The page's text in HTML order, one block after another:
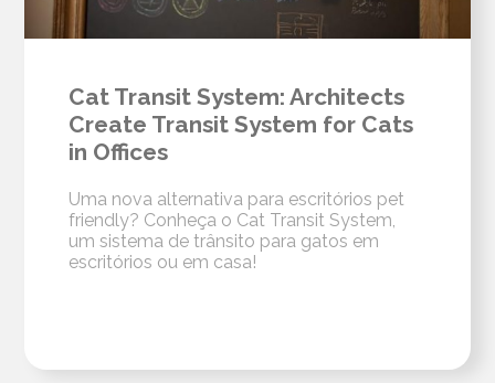
Cat Transit System: Architects
Create Transit System for Cats
in Offices
Uma nova alternativa para escritórios pet
friendly? Conheça o Cat Transit System,
um sistema de trânsito para gatos em
escritórios ou em casa!